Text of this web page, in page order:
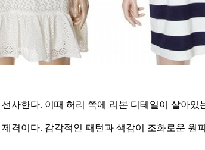
사한다. 이때 허리 쪽에 리본 디테일이 살아
격이다. 감각적인 패턴과 색감이 조화로운 원